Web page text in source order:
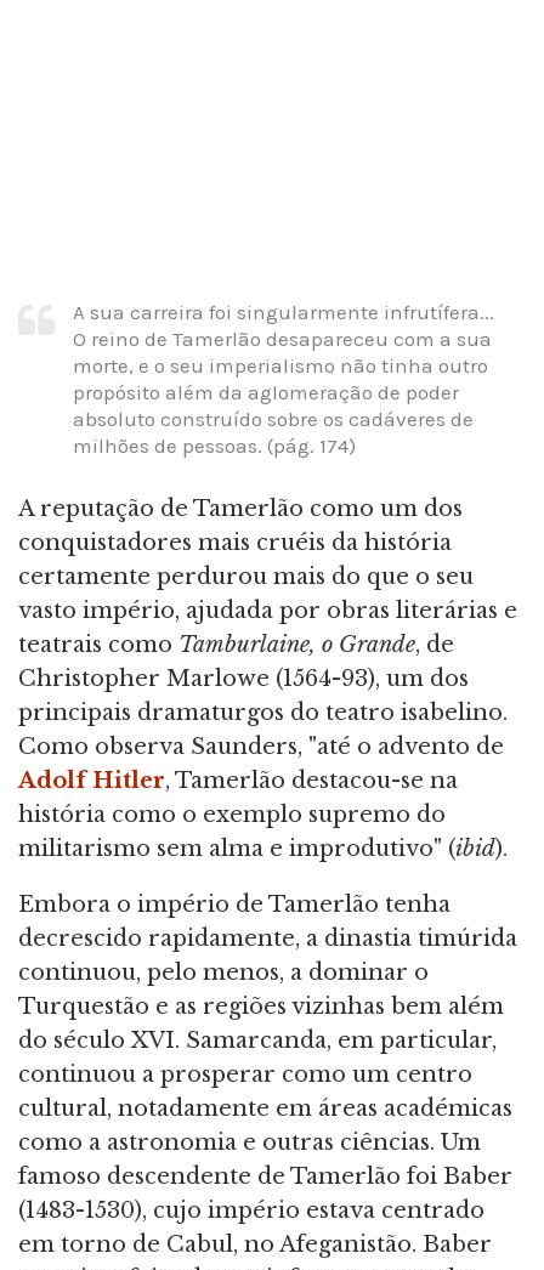
A sua carreira foi singularmente infrutífera...
O reino de Tamerlão desapareceu com a sua
morte, e o seu imperialismo não tinha outro
propósito além da aglomeração de poder
absoluto construído sobre os cadáveres de
milhões de pessoas. (pág. 174)
A reputação de Tamerlão como um dos
conquistadores mais cruéis da história
certamente perdurou mais do que o seu
vasto império, ajudada por obras literárias e
teatrais como Tamburlaine, o Grande, de
Christopher Marlowe (1564-93), um dos
principais dramaturgos do teatro isabelino.
Como observa Saunders, "até o advento de
Adolf Hitler, Tamerlão destacou-se na
história como o exemplo supremo do
militarismo sem alma e improdutivo" (ibid).
Embora o império de Tamerlão tenha
decrescido rapidamente, a dinastia timúrida
continuou, pelo menos, a dominar o
Turquestão e as regiões vizinhas bem além
do século XVI. Samarcanda, em particular,
continuou a prosperar como um centro
cultural, notadamente em áreas académicas
como a astronomia e outras ciências. Um
famoso descendente de Tamerlão foi Baber
(1483-1530), cujo império estava centrado
em torno de Cabul, no Afeganistão. Baber